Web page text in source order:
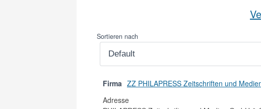
Sortieren nach
Firma ZZ PHILAPRESS Zeitschriften und
Adresse